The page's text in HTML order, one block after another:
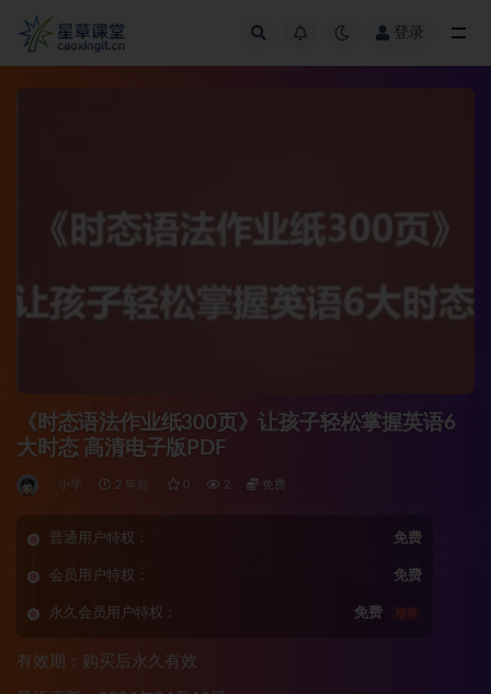
登录
《时态语法作业纸300页》让孩子轻松掌握英语6
大时态 高清电子版PDF
小学 2 年前 0 2 免费
普通用户特权： 免费
会员用户特权： 免费
永久会员用户特权： 免费 推荐
有效期：购买后永久有效